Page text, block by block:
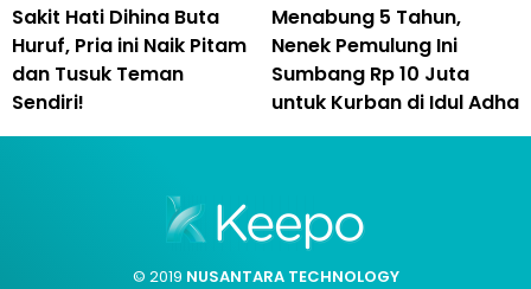
Sakit Hati Dihina Buta
Huruf, Pria ini Naik Pitam
dan Tusuk Teman
Sendiri!
Menabung 5 Tahun,
Nenek Pemulung Ini
Sumbang Rp 10 Juta
untuk Kurban di Idul Adha
© 2019 NUSANTARA TECHNOLOGY